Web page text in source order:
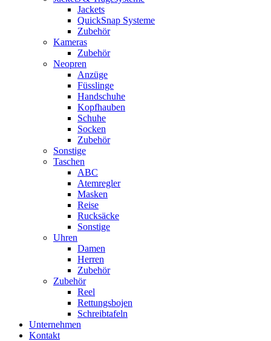
Jackets
QuickSnap Systeme
Zubehör
Kameras
Zubehör
Neopren
Anzüge
Füsslinge
Handschuhe
Kopfhauben
Schuhe
Socken
Zubehör
Sonstige
Taschen
ABC
Atemregler
Masken
Reise
Rucksäcke
Sonstige
Uhren
Damen
Herren
Zubehör
Zubehör
Reel
Rettungsbojen
Schreibtafeln
Unternehmen
Kontakt